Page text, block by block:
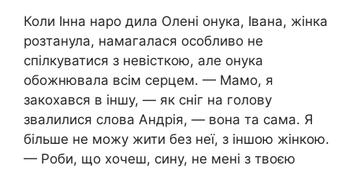
Коли Інна наро дила Олені онука, Івана, жінка
розтанула, намагалася особливо не
спілкуватися з невісткою, але онука
обожнювала всім серцем. — Мамо, я
закохався в іншу, — як сніг на голову
звалилися слова Андрія, — вона та сама. Я
більше не можу жити без неї, з іншою жінкою.
— Роби, що хочеш, сину, не мені з твоєю